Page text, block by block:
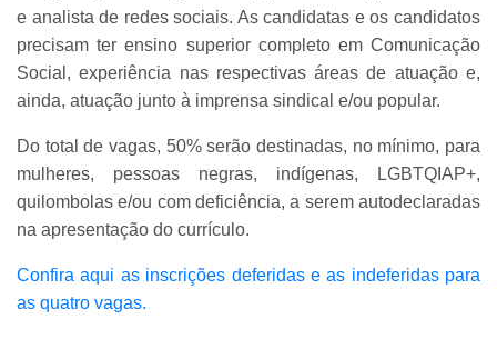
e analista de redes sociais. As candidatas e os candidatos
precisam ter ensino superior completo em Comunicação
Social, experiência nas respectivas áreas de atuação e,
ainda, atuação junto à imprensa sindical e/ou popular.
Do total de vagas, 50% serão destinadas, no mínimo, para
mulheres, pessoas negras, indígenas, LGBTQIAP+,
quilombolas e/ou com deficiência, a serem autodeclaradas
na apresentação do currículo.
Confira aqui as inscrições deferidas e as indeferidas para
as quatro vagas.